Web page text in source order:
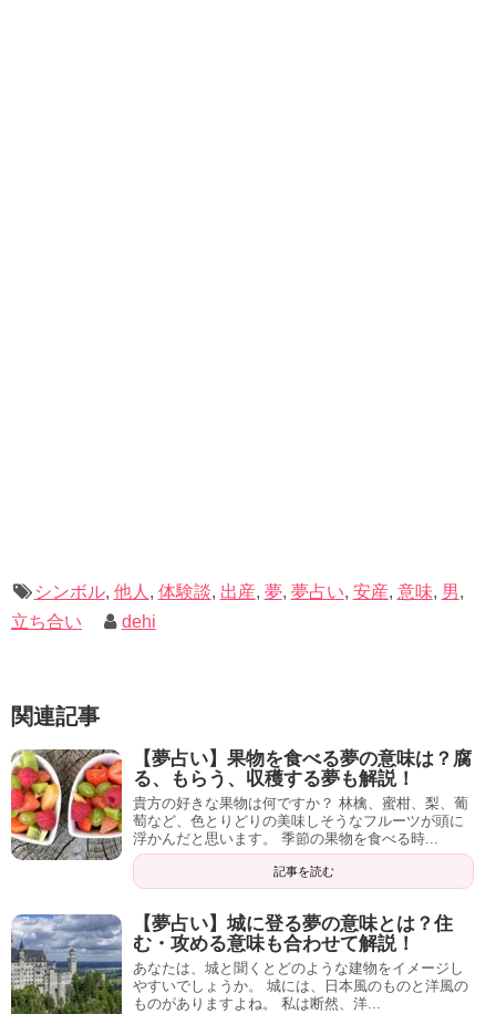
もしかすると貴方はこれまで一匹狼で周りの人に甘えると
れている人がいます。
視点を変えてみて下さい。
記事の続きを読む
シンボル, 他人 , 体験談, 出産, 夢, 夢占い, 安産, 意味, 男,
立ち合い
dehi
関連記事
【夢占い】果物を食べる夢の意味は？腐
る、もらう、収穫する夢も解説！
貴方の好きな果物は何ですか？ 林檎、蜜柑、梨、葡
萄など、色とりどりの美味しそうなフルーツが頭に
浮かんだと思います。 季節の果物を食べる時...
記事を読む
【夢占い】城に登る夢の意味とは？住
む・攻める意味も合わせて解説！
あなたは、城と聞くとどのような建物をイメージし
やすいでしょうか。 城には、日本風のものと洋風の
ものがありますよね。 私は断然、洋...